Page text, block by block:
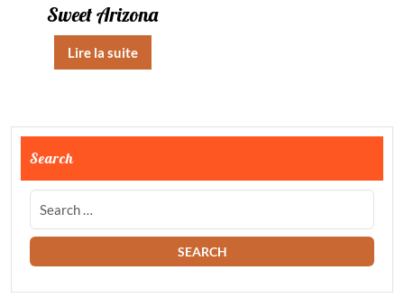
Sweet Arizona
Lire la suite
Search